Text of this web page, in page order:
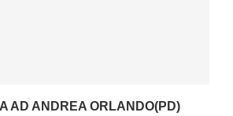
AD ANDREA ORLANDO(PD)